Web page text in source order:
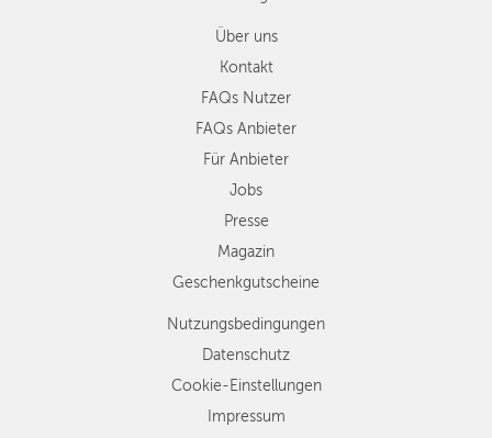
Über uns
Kontakt
FAQs Nutzer
FAQs Anbieter
Für Anbieter
Jobs
Presse
Magazin
Geschenkgutscheine
Nutzungsbedingungen
Datenschutz
Cookie-Einstellungen
Impressum